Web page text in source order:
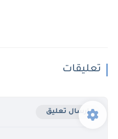
تعليقات
إرسال تعليق